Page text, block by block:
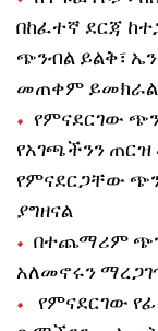
በከፈተኛ ደርጃ
ጭንብል ይልቅ፣
መጠቀም
የምናደርገው
የአገጫችንን ጠርዝ
የምናደርጋቸው
ያግዘናል
በተጨማሪም
አለመኖሩን
የምናደርገው